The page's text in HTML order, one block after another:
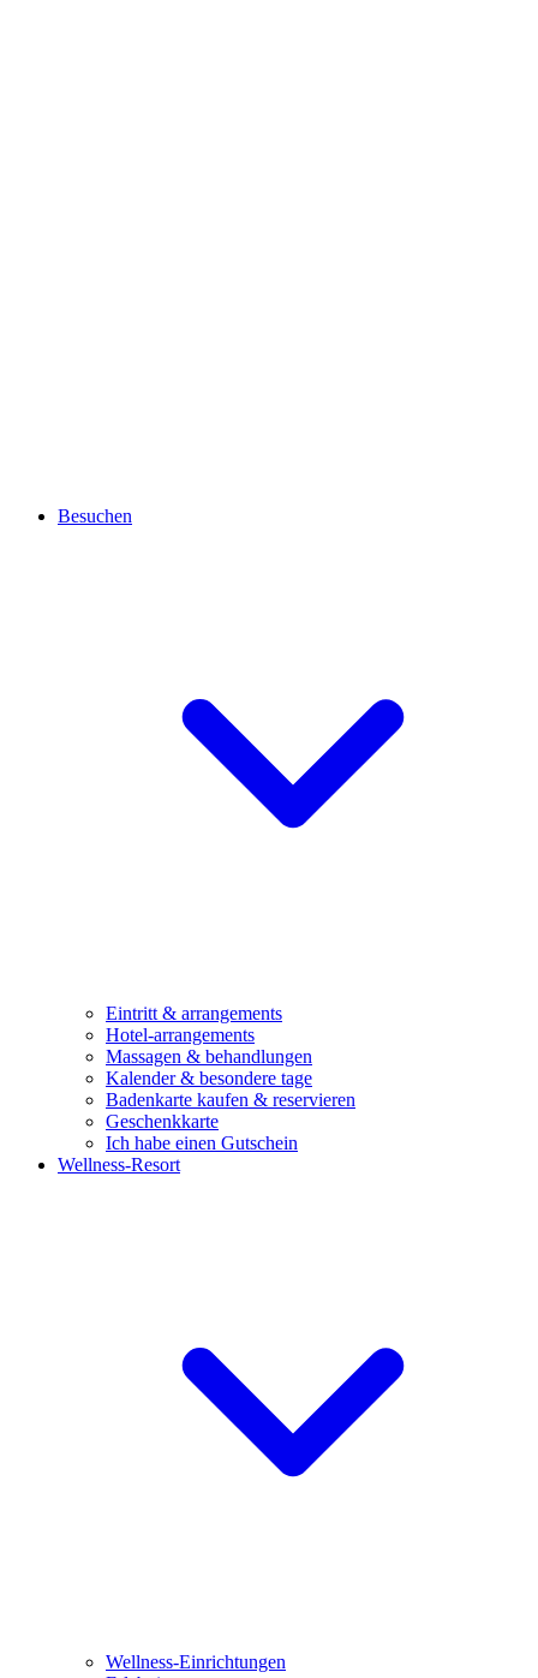
Besuchen
Eintritt & arrangements
Hotel-arrangements
Massagen & behandlungen
Kalender & besondere tage
Badenkarte kaufen & reservieren
Geschenkkarte
Ich habe einen Gutschein
Wellness-Resort
Wellness-Einrichtungen